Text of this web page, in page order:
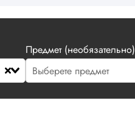
Предмет (необязательно)